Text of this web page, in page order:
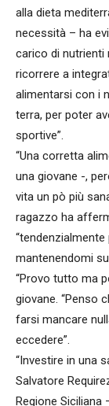
alla dieta
necessità – ha
carico di nutrienti
ricorrere a
alimentarsi con i
terra, per poter
sportive”.
“Una corretta
una giovane -,
vita un pò più
ragazzo ha
mantenendomi
“Provo tutto ma
giovane. “Penso
farsi mancare
eccedere”.
“Investire in una
Salvatore
Regione Siciliana